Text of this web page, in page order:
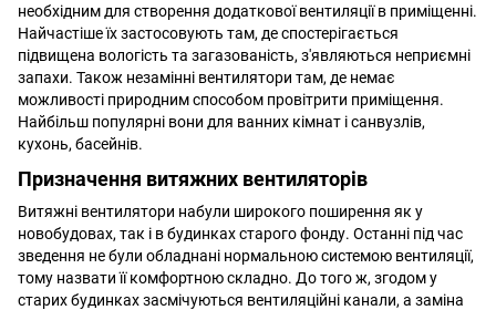
необхідним для створення додаткової вентиляції в приміщенні.
Найчастіше їх застосовують там, де спостерігається
підвищена вологість та загазованість, з'являються неприємні
запахи. Також незамінні вентилятори там, де немає
можливості природним способом провітрити приміщення.
Найбільш популярні вони для ванних кімнат і санвузлів,
кухонь, басейнів.
Призначення витяжних вентиляторів
Витяжні вентилятори набули широкого поширення як у
новобудовах, так і в будинках старого фонду. Останні під час
зведення не були обладнані нормальною системою вентиляції,
тому назвати її комфортною складно. До того ж, згодом у
старих будинках засмічуються вентиляційні канали, а заміна